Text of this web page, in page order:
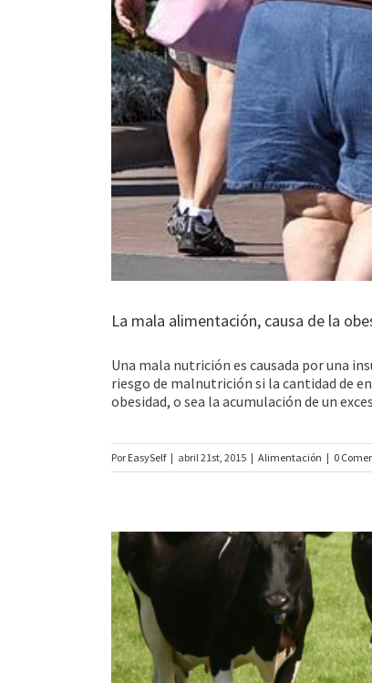
La mala alimentación, causa de la
Una mala nutrición es causada por una
riesgo de malnutrición si la cantidad de
obesidad, o sea la acumulación de un
Por EasySelf | abril 21st, 2015 | Alimentación | 0